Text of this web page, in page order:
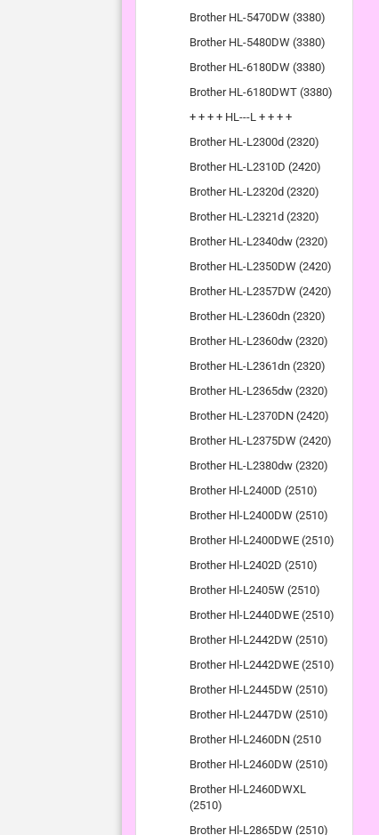
Brother HL-5470DW (3380)
Brother HL-5480DW (3380)
Brother HL-6180DW (3380)
Brother HL-6180DWT (3380)
+ + + + HL---L + + + +
Brother HL-L2300d (2320)
Brother HL-L2310D (2420)
Brother HL-L2320d (2320)
Brother HL-L2321d (2320)
Brother HL-L2340dw (2320)
Brother HL-L2350DW (2420)
Brother HL-L2357DW (2420)
Brother HL-L2360dn (2320)
Brother HL-L2360dw (2320)
Brother HL-L2361dn (2320)
Brother HL-L2365dw (2320)
Brother HL-L2370DN (2420)
Brother HL-L2375DW (2420)
Brother HL-L2380dw (2320)
Brother Hl-L2400D (2510)
Brother Hl-L2400DW (2510)
Brother Hl-L2400DWE (2510)
Brother Hl-L2402D (2510)
Brother Hl-L2405W (2510)
Brother Hl-L2440DWE (2510)
Brother Hl-L2442DW (2510)
Brother Hl-L2442DWE (2510)
Brother Hl-L2445DW (2510)
Brother Hl-L2447DW (2510)
Brother Hl-L2460DN (2510
Brother Hl-L2460DW (2510)
Brother Hl-L2460DWXL
(2510)
Brother Hl-L2865DW (2510)